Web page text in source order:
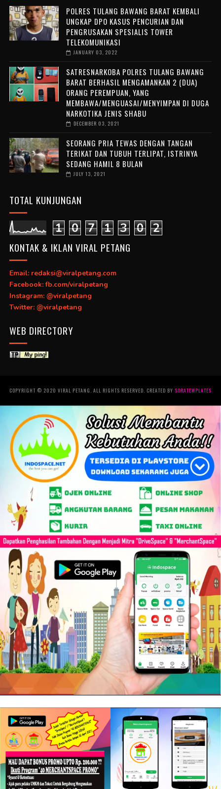
POLRES TULANG BAWANG BARAT KEMBALI
UNGKAP DPO KASUS PENCURIAN DAN
PENGRUSAKAN SPESIALIS TOWER
TELEKOMUNIKASI
JANUARY 03, 2022
SATRESNARKOBA POLRES TULANG BAWANG
BARAT BERHASIL MENGAMANKAN 2 (DUA)
ORANG PEREMPUAN, YANG
MEMBAWA/MENGUASAI/MENYIMPAN DI DUGA
NARKOTIKA JENIS SHABU
DECEMBER 03, 2021
SEORANG PRIA TEWAS DENGAN TANGAN
TERIKAT DAN TUBUH TERLIPAT, ISTRINYA
SEDANG HAMIL 8 BULAN
JULY 13, 2021
TOTAL KUNJUNGAN
1 0 7 1 3 0 2
KONTAK & IKLAN VIRAL PETANG
Email: redaksi@viralpetang.com
Facebook: fb.com/viralpetang
Instagram: @viralpetang
Twitter: @viralpetang
WEB DIRECTORY
COPYRIGHT © 2020 VIRAL PETANG. ALL RIGHTS RESERVED. CREATED BY SORATEMPLATES